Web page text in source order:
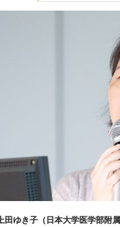
田ゆき子（日本大学医学部附